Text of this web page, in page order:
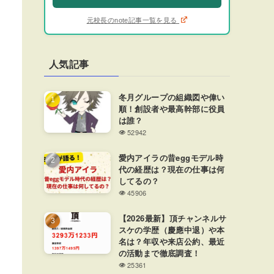
元校長のnote記事一覧を見る
人気記事
冬月グループの組織図や偉い
順！創設者や最高幹部に役員
は誰？
52942
愛内アイラの昔eggモデル時
代の経歴は？現在の仕事は何
してるの？
45906
【2026最新】頂チャンネルサ
スケの学歴（慶應中退）や本
名は？年収や来店公約、最近
の活動まで徹底調査！
25361